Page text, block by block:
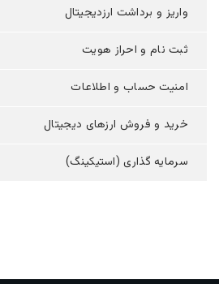
واریز و برداشت ارزدیجیتال
ثبت نام و احراز هویت
امنیت حساب و اطلاعات
خرید و فروش ارزهای دیجیتال
سرمایه گذاری (استیکینگ)